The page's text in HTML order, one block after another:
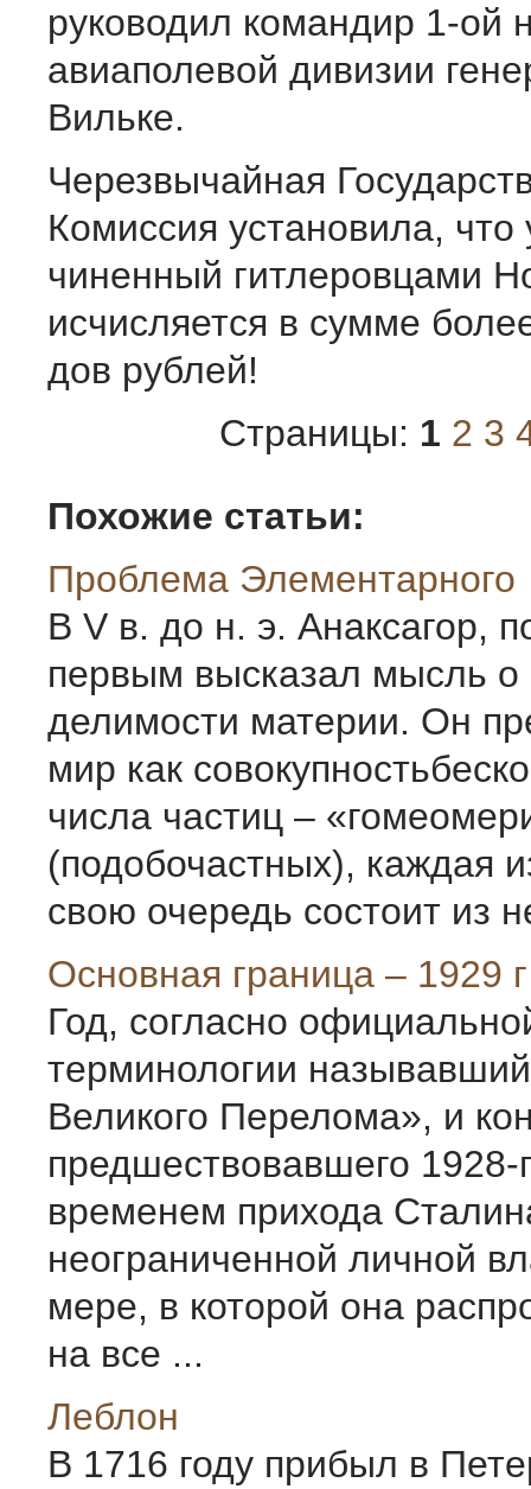
руководил командир 1-ой
авиа­полевой дивизии
Вильке.
Черезвычайная
Комиссия установила,
чиненный гитлеровцами
исчисляется в сумме
дов рублей!
Страницы: 1 2 3
Похожие статьи:
Проблема Элементарного
В V в. до н. э. Анаксагор,
первым высказал мысль о
делимости материи. Он
мир как
числа частиц –
(подобочастных), каждая
свою очередь состоит из
Основная граница – 1929 г
Год, согласно
терминологии
Великого Перелома», и
предшествовавшего 1928-
временем прихода
неограниченной личной
мере, в которой она
на все ...
Леблон
В 1716 году прибыл в